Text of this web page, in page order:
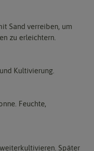
Sand verreiben, um
zu erleichtern.
Kultivierung.
Feuchte,
Später